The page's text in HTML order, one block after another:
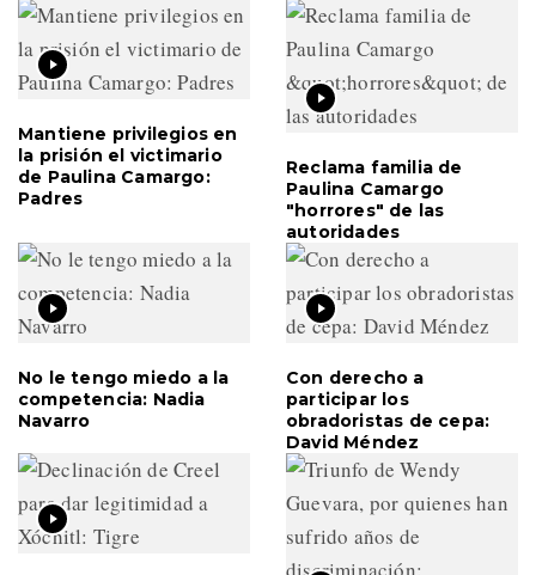
Mantiene privilegios en
la prisión el victimario
de Paulina Camargo:
Padres
Reclama familia de
Paulina Camargo
"horrores" de las
autoridades
No le tengo miedo a la
competencia: Nadia
Navarro
Con derecho a
participar los
obradoristas de cepa:
David Méndez